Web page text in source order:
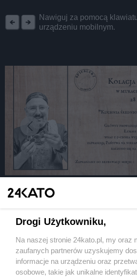
Nawiguj za pomocą
urządzeniu mobilnym.
Dlaczego nie!
Wydawca mediów lokalnych
Drogi Użytkowniku,
Na naszej stronie 24kato.pl, my oraz
zaufanych partnerów uzyskujemy
informacje na urządzeniu oraz
osobowe, takie jak unikalne